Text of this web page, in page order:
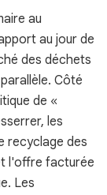
au
au jour de
des déchets
Côté
de «
les
recyclage des
l'offre facturée
Les